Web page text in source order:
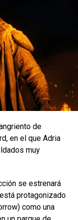
a la
nivel mundial,
la última
por el fallecido
Kirsten
Bebe Neuwirth.
sin duda
del tráiler.
Sharanga de
el exilio de
de
de
en el que Adria
muy
se estrenará
protagonizado
como una